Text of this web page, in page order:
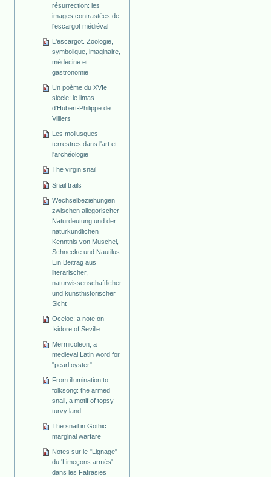
résurrection: les
images contrastées de
l'escargot médiéval
L'escargot. Zoologie,
symbolique, imaginaire,
médecine et
gastronomie
Un poème du XVIe
siècle: le limas
d'Hubert-Philippe de
Villiers
Les mollusques
terrestres dans l'art et
l'archéologie
The virgin snail
Snail trails
Wechselbeziehungen
zwischen allegorischer
Naturdeutung und der
naturkundlichen
Kenntnis von Muschel,
Schnecke und Nautilus.
Ein Beitrag aus
literarischer,
naturwissenschaftlicher
und kunsthistorischer
Sicht
Oceloe: a note on
Isidore of Seville
Mermicoleon, a
medieval Latin word for
"pearl oyster"
From illumination to
folksong: the armed
snail, a motif of topsy-
turvy land
The snail in Gothic
marginal warfare
Notes sur le "Lignage"
du 'Limeçons armés'
dans les Fatrasies